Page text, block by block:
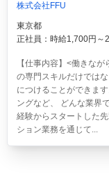
株式会社FFU
東京都
正社員：時給1,700円～
【仕事内容】<働きな
の専門スキルだけでは
につけることができま
ングなど、 どんな業界
経験からスタートした
ション業務を通じて...